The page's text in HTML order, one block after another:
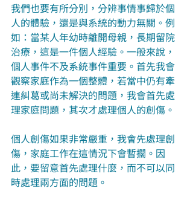
我們也要有所分別，分辨事情事歸於個
人的體驗，還是與系統的動力無關。例
如：當某人年幼時離開母親，長期留院
治療，這是一件個人經驗。一般來說，
個人事件不及系統事件重要。首先我會
觀察家庭作為一個整體，若當中仍有牽
連糾葛或尚未解決的問題，我會首先處
理家庭問題，其次才處理個人的創傷。
個人創傷如果非常嚴重，我會先處理創
傷，家庭工作在這情況下會暫擱。因
此，要留意首先處理什麼，而不可以同
時處理兩方面的問題。